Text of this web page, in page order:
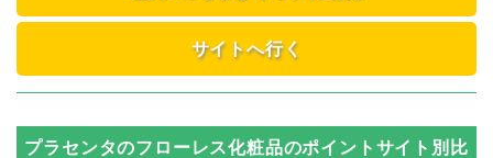
サイトへ行く
プラセンタのフローレス化粧品のポイントサイト別比